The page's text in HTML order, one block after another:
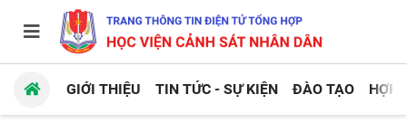
GIỚI THIỆU TIN TỨC - SỰ KIỆN ĐÀO TẠO HỢP